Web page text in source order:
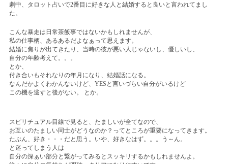
劇中、タロット占いで2番目に好きな人と結婚すると良いと言われてまし
た。
こんな暴走は日常茶飯事ではないかもしれませんが、
私の仕事柄、あるあるだよなぁって思えます。
結婚に焦りが出てきたり、当時の彼が悪い人じゃないし、優しいし、
自分の年齢考えて。。。
とか、
付き合いもそれなりの年月になり、結婚話になる。
なんだかよくわかんないけど、 YES と言いづらい自分がいるけど
この機を逃すと後がない。
とか。
スピリチュアル目線で見ると、たましいが全てなので、
お互いのたましい同士がどうなのか？ってところが重要になってきます。
たぶん、好き・・・だと思う。いや、好きなはず。。。う～ん。
と迷ってしまう人は
自分の深ぁい部分と繋がってみるとスッキリするかもしれませんよ。